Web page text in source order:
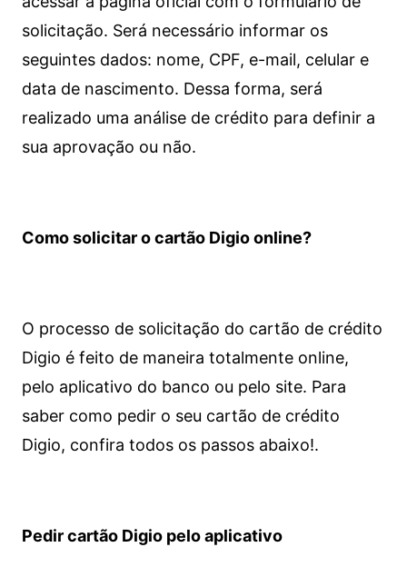
solicitação. Será necessário informar os
seguintes dados: nome, CPF, e-mail, celular e
data de nascimento. Dessa forma, será
realizado uma análise de crédito para definir a
sua aprovação ou não.
Como solicitar o cartão Digio online?
O processo de solicitação do cartão de crédito
Digio é feito de maneira totalmente online,
pelo aplicativo do banco ou pelo site. Para
saber como pedir o seu cartão de crédito
Digio, confira todos os passos abaixo!.
Pedir cartão Digio pelo aplicativo